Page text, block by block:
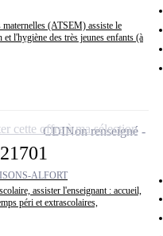
(ATSEM) assiste le
l'hygiène des très jeunes enfants (à
ALFORT
assister l'enseignant : accueil,
péri et extrascolaires,
CDINon renseigné
cette offre à ma sélection